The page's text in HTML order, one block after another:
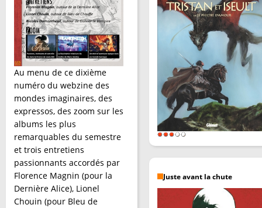
Au menu de ce dixième
numéro du webzine des
mondes imaginaires, des
expressos, des zoom sur les
albums les plus
remarquables du semestre
et trois entretiens
passionnants accordés par
Florence Magnin (pour la
Dernière Alice), Lionel
Chouin (pour Bleu de
Juste avant la chute